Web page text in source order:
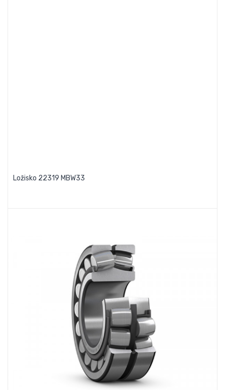
Ložisko 22319 MBW33